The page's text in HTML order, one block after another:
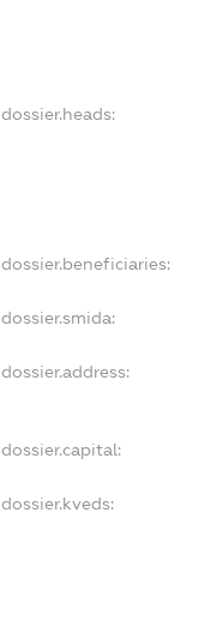
dossier.heads:
dossier.beneficiaries:
dossier.smida:
dossier.address:
dossier.capital:
dossier.kveds: